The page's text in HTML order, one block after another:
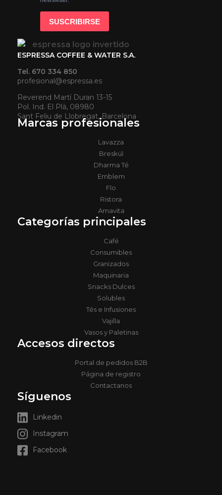
ESPRESSA COFFEE & WATER S.A.
Tel. 670 334 850
profesional@espressa.es
Reverend Martí Duran 13-15
Pol. Ind. El Plà, 08980
Sant Feliu de Llobregat, Barcelona
Marcas profesionales
Lavazza
Bresküì
Dharma Té
Emblem
Flo
Ristora
Amavita
Categorías principales
Café
Consumibles
Granizados
Maquinaria
Snacks Dulces
Solubles
Tés e Infusiones
Vajilla
Vasos y Paletinas
Accesos directos
Portal de pedidos B2B
Página de registro
Contactanos
Síguenos
Linkedin
Instagram
Facebook